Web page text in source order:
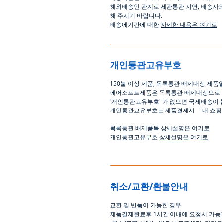
해외배송인 관계로 세관통관 지연, 배송사
해 주시기 바랍니다.
배송에기간에 대한자세한 내용은 여기로
개인통관고유부호
150불 이상 제품 목록통관 배제대상 제품
에어소프트제품은 목록통관 배제대상으
'개인통관고유부호' 가 없으면 국제배송이
개인통관교유부호는 제품결제시
「내 쇼
목록통관 배제품목 상세설명은 여기로
개인통관고유부호 상세설명은 여기로
취소/교환/환불안내
교환 및 반품이 가능한 경우
제품결제완료후 1시간 이내에 요청시 가